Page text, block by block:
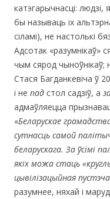
катэгарычнасці: людзі,
бы называць іх
сіламі), не настолькі
Адсотак «разумнікаў»
чым сярод чыноўнікаў;
Стася Багданкевіча ў
і не пад стол садзіў, а
адмаўляецца
«Беларускае
сутнасць самой
беларускага. За ўсімі
якіх можа стаць
цывілізацыйная пустэча
разумнее, няхай і